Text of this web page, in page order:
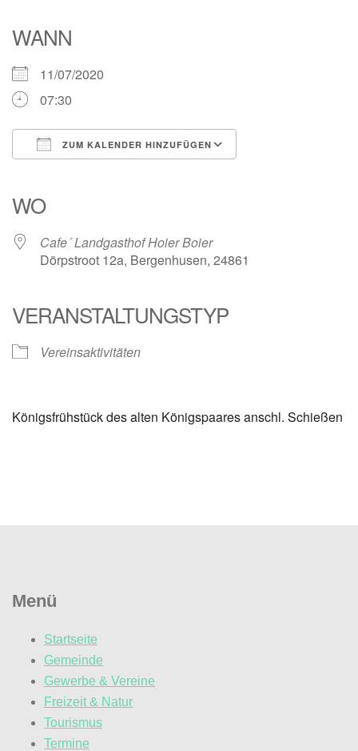
WANN
11/07/2020
07:30
ZUM KALENDER HINZUFÜGEN
WO
Cafe´ Landgasthof Hoier Boier
Dörpstroot 12a, Bergenhusen, 24861
VERANSTALTUNGSTYP
Vereinsaktivitäten
Königsfrühstück des alten Königspaares anschl. Schießen
Menü
Startseite
Gemeinde
Gewerbe & Vereine
Freizeit & Natur
Tourismus
Termine